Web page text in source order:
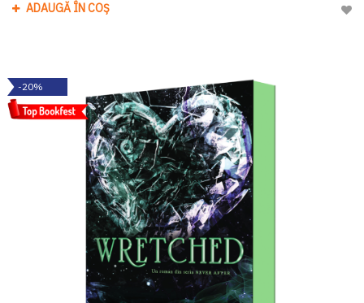
ADAUGĂ ÎN COȘ
-20%